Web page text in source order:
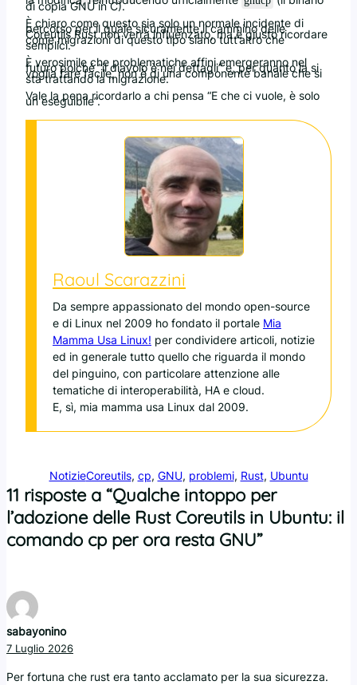
di copia GNU in C).
È chiaro come questo sia solo un normale incidente di
percorso per il quale sicuramente il cammino delle
Coreutils Rust non verrà influenzato, ma è giusto ricordare
come migrazioni di questo tipo siano tutt’altro che
semplici.
È verosimile che problematiche affini emergeranno nel
futuro poiché “il diavolo è nei dettagli” e, per quanto la si
voglia fare facile, non è di una componente banale che si
sta trattando la migrazione.
Vale la pena ricordarlo a chi pensa “E che ci vuole, è solo
un eseguibile”.
Raoul Scarazzini
Da sempre appassionato del mondo open-source
e di Linux nel 2009 ho fondato il portale Mia
Mamma Usa Linux! per condividere articoli, notizie
ed in generale tutto quello che riguarda il mondo
del pinguino, con particolare attenzione alle
tematiche di interoperabilità, HA e cloud.
E, sì, mia mamma usa Linux dal 2009.
NotizieCoreutils, cp, GNU, problemi, Rust, Ubuntu
11 risposte a “Qualche intoppo per
l’adozione delle Rust Coreutils in Ubuntu: il
comando cp per ora resta GNU”
sabayonino
7 Luglio 2026
Per fortuna che rust era tanto acclamato per la sua sicurezza.